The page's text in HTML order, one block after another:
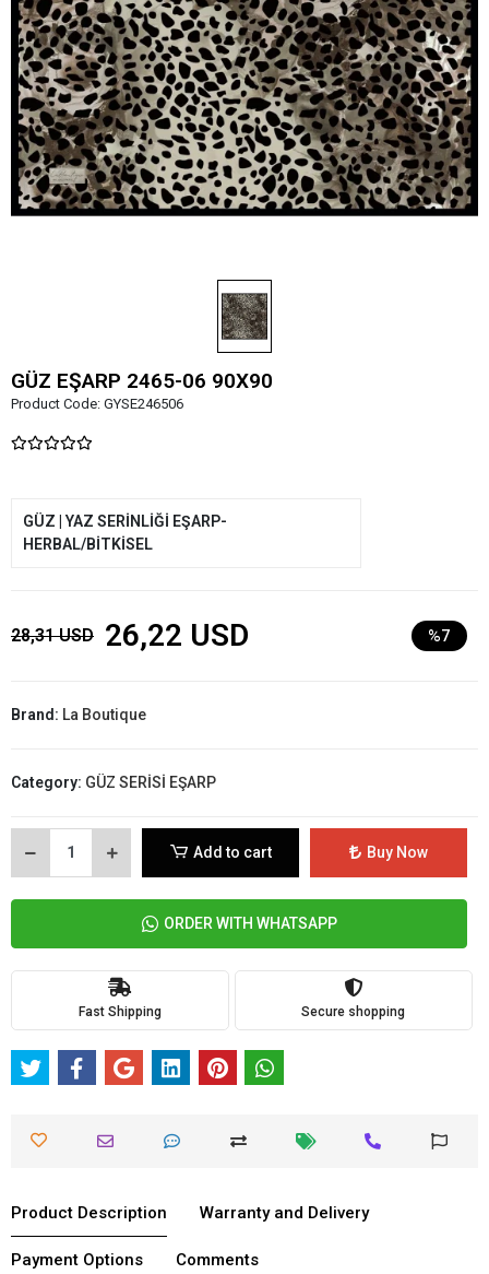
GÜZ EŞARP 2465-06 90X90
Product Code: GYSE246506
GÜZ | YAZ SERİNLİĞİ EŞARP-
HERBAL/BİTKİSEL
28,31 USD 26,22 USD %7
Brand: La Boutique
Category: GÜZ SERİSİ EŞARP
Add to cart Buy Now
ORDER WITH WHATSAPP
Fast Shipping Secure shopping
Product Description Warranty and Delivery
Payment Options Comments